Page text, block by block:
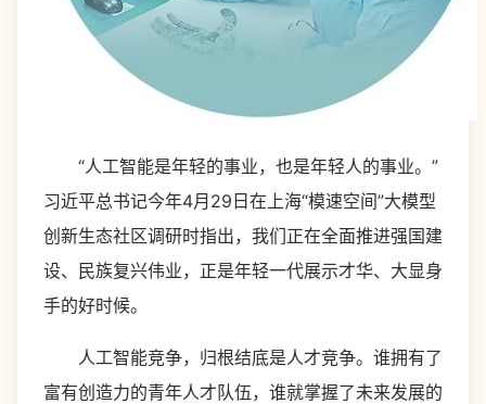
“人工智能是年轻的事业，也是年轻人的事业。”
习近平总书记今年4月29日在上海“模速空间”大模型
创新生态社区调研时指出，我们正在全面推进强国建
设、民族复兴伟业，正是年轻一代展示才华、大显身
手的好时候。
人工智能竞争，归根结底是人才竞争。谁拥有了
富有创造力的青年人才队伍，谁就掌握了未来发展的